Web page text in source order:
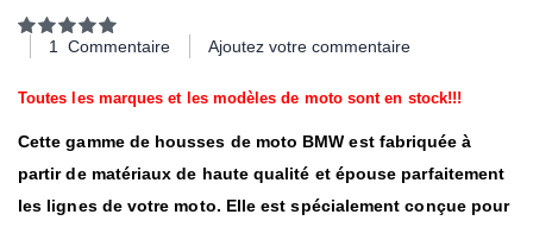
Notation:
100
1 Commentaire Ajoutez votre commentaire
Toutes les marques et les modèles de moto sont en stock!!!
Cette gamme de housses de moto BMW est fabriquée à
partir de matériaux de haute qualité et épouse parfaitement
les lignes de votre moto. Elle est spécialement conçue pour